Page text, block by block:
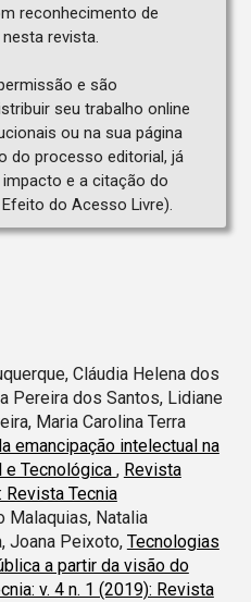
reconhecimento de
revista.
e são
seu trabalho online
ou na sua página
do processo editorial, já
e a citação do
do Acesso Livre).
Cláudia Helena dos
Pereira dos Santos, Lidiane
Maria Carolina Terra
emancipação intelectual na
e Tecnológica , Revista
Revista Tecnia
Malaquias, Natalia
Joana Peixoto, Tecnologias
a partir da visão do
v. 4 n. 1 (2019): Revista